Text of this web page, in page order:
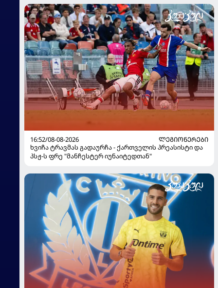
16:52/08-08-2026
ᲚᲔᲒᲘᲝᲜᲔᲠᲔᲑᲘ
ხვიჩა ტრავმას გადაურჩა - ქართველის პრეასისტი და
პსჟ-ს ფრე "მანჩესტერ იუნაიტედთან"